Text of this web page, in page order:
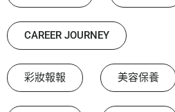
CAREER JOURNEY
彩妝報報 美容保養